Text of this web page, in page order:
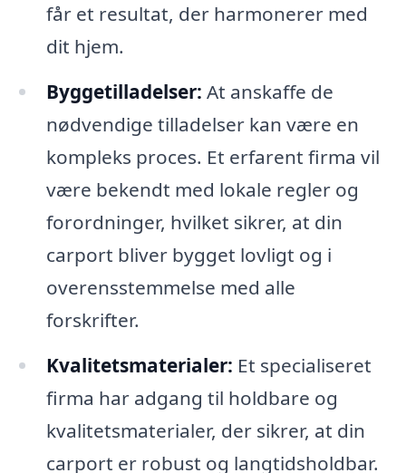
får et resultat, der harmonerer med
dit hjem.
Byggetilladelser: At anskaffe de
nødvendige tilladelser kan være en
kompleks proces. Et erfarent firma vil
være bekendt med lokale regler og
forordninger, hvilket sikrer, at din
carport bliver bygget lovligt og i
overensstemmelse med alle
forskrifter.
Kvalitetsmaterialer: Et specialiseret
firma har adgang til holdbare og
kvalitetsmaterialer, der sikrer, at din
carport er robust og langtidsholdbar.